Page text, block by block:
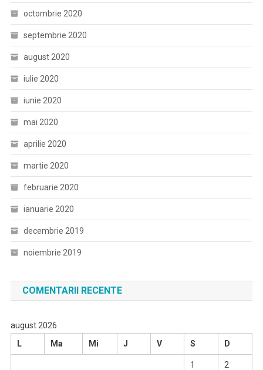
octombrie 2020
septembrie 2020
august 2020
iulie 2020
iunie 2020
mai 2020
aprilie 2020
martie 2020
februarie 2020
ianuarie 2020
decembrie 2019
noiembrie 2019
COMENTARII RECENTE
august 2026
L
Ma Mi J V S D
1 2